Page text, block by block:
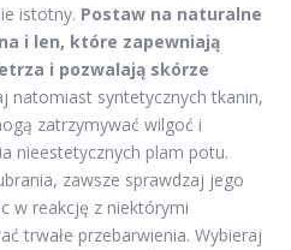
istotny. Postaw na naturalne
i len, które zapewniają
i pozwalają skórze
natomiast syntetycznych tkanin,
zatrzymywać wilgoć i
nieestetycznych plam potu.
zawsze sprawdzaj jego
w reakcję z niektórymi
trwałe przebarwienia. Wybieraj